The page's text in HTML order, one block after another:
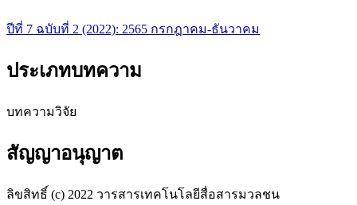
ปีที่ 7 ฉบับที่ 2 (2022): 2565 กรกฎาคม-ธันวาคม
ประเภทบทความ
บทความวิจัย
สัญญาอนุญาต
ลิขสิทธิ์ (c) 2022 วารสารเทคโนโลยีสื่อสารมวลชน